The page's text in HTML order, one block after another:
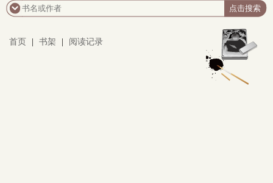
首页 书架 阅读记录